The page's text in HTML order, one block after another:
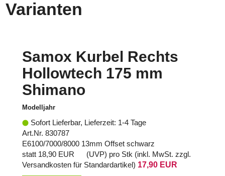
Varianten
Samox Kurbel Rechts
Hollowtech 175 mm
Shimano
Modelljahr
Sofort Lieferbar, Lieferzeit: 1-4 Tage
Art.Nr. 830787
E6100/7000/8000 13mm Offset schwarz
statt 18,90 EUR (UVP) pro Stk (inkl. MwSt. zzgl.
Versandkosten für Standardartikel) 17,90 EUR